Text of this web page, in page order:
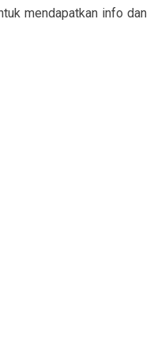
mendapatkan info dan